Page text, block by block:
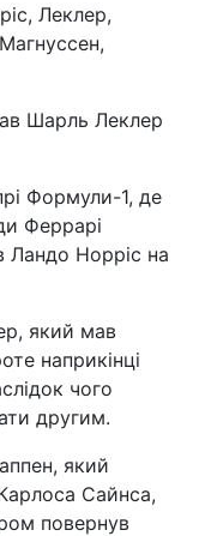
Леклер,
Шарль Леклер
Формули-1, де
Феррарі
Ландо Норріс на
який мав
наприкінці
чого
другим.
який
Сайнса,
повернув